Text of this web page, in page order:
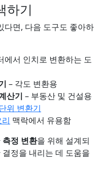
하기
다면, 다음 도구도 좋아하
에서 인치로 변환하는 도
– 각도 변환용
산기 – 부동산 및 건설용
위 변환기
맥락에서 유용함
측정 변환을 위해 설계되
정을 내리는 데 도움을